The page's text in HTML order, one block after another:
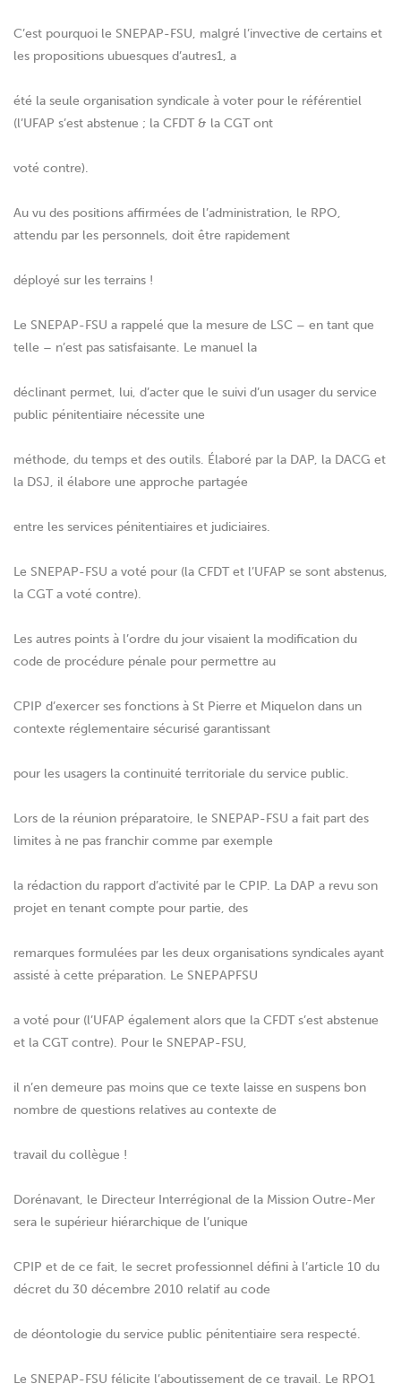
C’est pourquoi le SNEPAP-FSU, malgré l’invective de certains et
les propositions ubuesques d’autres1, a
été la seule organisation syndicale à voter pour le référentiel
(l’UFAP s’est abstenue ; la CFDT & la CGT ont
voté contre).
Au vu des positions affirmées de l’administration, le RPO,
attendu par les personnels, doit être rapidement
déployé sur les terrains !
Le SNEPAP-FSU a rappelé que la mesure de LSC – en tant que
telle – n’est pas satisfaisante. Le manuel la
déclinant permet, lui, d’acter que le suivi d’un usager du service
public pénitentiaire nécessite une
méthode, du temps et des outils. Élaboré par la DAP, la DACG et
la DSJ, il élabore une approche partagée
entre les services pénitentiaires et judiciaires.
Le SNEPAP-FSU a voté pour (la CFDT et l’UFAP se sont abstenus,
la CGT a voté contre).
Les autres points à l’ordre du jour visaient la modification du
code de procédure pénale pour permettre au
CPIP d’exercer ses fonctions à St Pierre et Miquelon dans un
contexte réglementaire sécurisé garantissant
pour les usagers la continuité territoriale du service public.
Lors de la réunion préparatoire, le SNEPAP-FSU a fait part des
limites à ne pas franchir comme par exemple
la rédaction du rapport d’activité par le CPIP. La DAP a revu son
projet en tenant compte pour partie, des
remarques formulées par les deux organisations syndicales ayant
assisté à cette préparation. Le SNEPAPFSU
a voté pour (l’UFAP également alors que la CFDT s’est abstenue
et la CGT contre). Pour le SNEPAP-FSU,
il n’en demeure pas moins que ce texte laisse en suspens bon
nombre de questions relatives au contexte de
travail du collègue !
Dorénavant, le Directeur Interrégional de la Mission Outre-Mer
sera le supérieur hiérarchique de l’unique
CPIP et de ce fait, le secret professionnel défini à l’article 10 du
décret du 30 décembre 2010 relatif au code
de déontologie du service public pénitentiaire sera respecté.
Le SNEPAP-FSU félicite l’aboutissement de ce travail. Le RPO1